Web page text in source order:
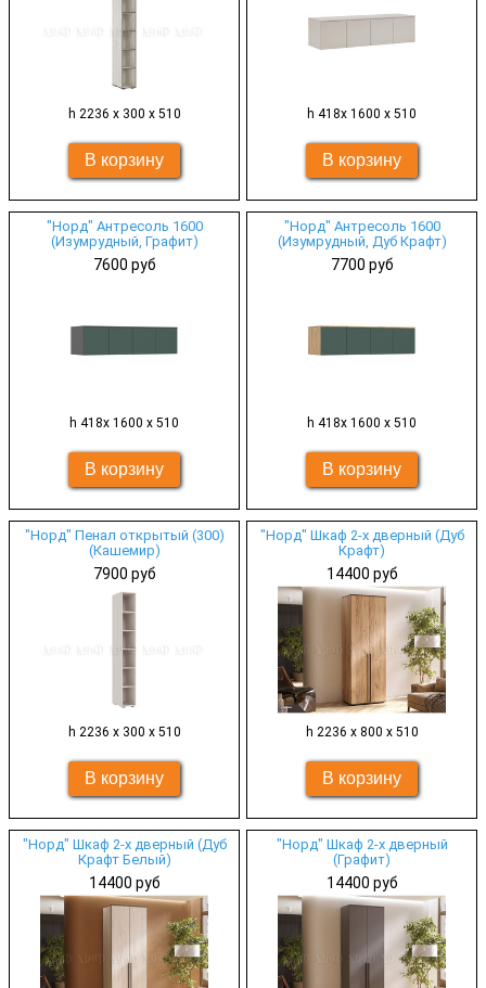
h 2236 х 300 х 510 h 418х 1600 х 510
"Норд" Антресоль 1600
(Изумрудный, Графит)
7600 руб
h 418х 1600 х 510
"Норд" Антресоль 1600
(Изумрудный, Дуб Крафт)
7700 руб
h 418х 1600 х 510
"Норд" Пенал открытый (300)
(Кашемир)
7900 руб
h 2236 х 300 х 510
"Норд" Шкаф 2-х дверный (Дуб
Крафт)
14400 руб
h 2236 х 800 х 510
"Норд" Шкаф 2-х дверный (Дуб
Крафт Белый)
14400 руб
"Норд" Шкаф 2-х дверный
(Графит)
14400 руб